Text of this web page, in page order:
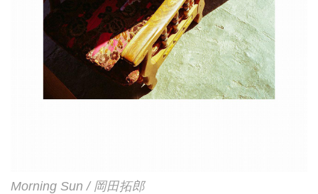
Morning Sun / 岡田拓郎